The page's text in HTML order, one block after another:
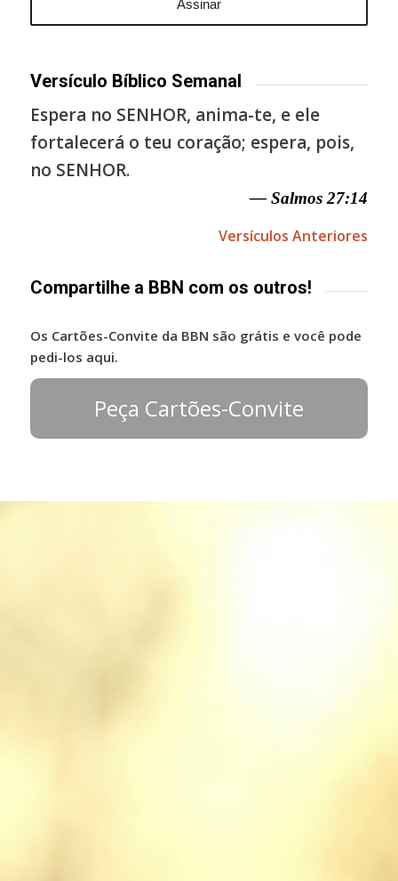
Versículo Bíblico Semanal
Espera no SENHOR, anima-te, e ele
fortalecerá o teu coração; espera, pois,
no SENHOR.
— Salmos 27:14
Versículos Anteriores
Compartilhe a BBN com os outros!
Os Cartões-Convite da BBN são grátis e você pode
pedi-los aqui.
Peça Cartões-Convite